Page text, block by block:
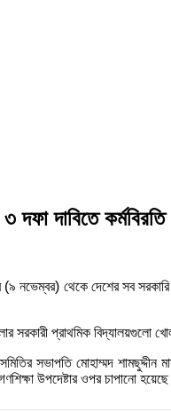
দাবিতে কর্মবিরতি
নভেম্বর) থেকে দেশের সব
প্রাথমিক বিদ্যালয়গুলো খোলা
সভাপতি মোহাম্মদ
উপদেষ্টার ওপর চাপানো